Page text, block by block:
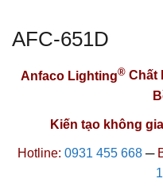
AFC-651D
Anfaco Lighting® Chất
Kiến tạo không
Hotline: 0931 455 668 ─